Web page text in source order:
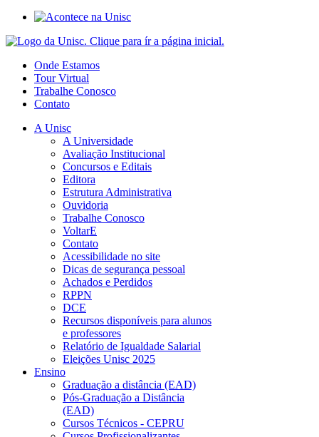
Onde Estamos
Tour Virtual
Trabalhe Conosco
Contato
A Unisc
A Universidade
Avaliação Institucional
Concursos e Editais
Editora
Estrutura Administrativa
Ouvidoria
Trabalhe Conosco
VoltarE
Contato
Acessibilidade no site
Dicas de segurança pessoal
Achados e Perdidos
RPPN
DCE
Recursos disponíveis para alunos
e professores
Relatório de Igualdade Salarial
Eleições Unisc 2025
Ensino
Graduação a distância (EAD)
Pós-Graduação a Distância
(EAD)
Cursos Técnicos - CEPRU